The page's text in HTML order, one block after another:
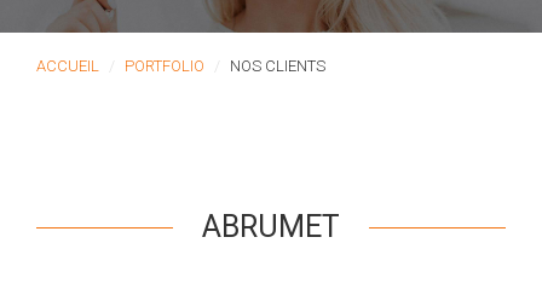
ACCUEIL PORTFOLIO NOS CLIENTS
ABRUMET